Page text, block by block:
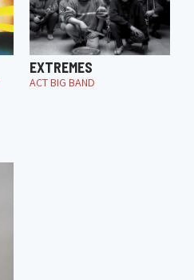
EXTREMES
ACT BIG BAND